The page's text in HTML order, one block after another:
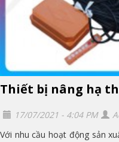
Thiết bị nâng hạ
17/07/2021 - 4:04 PM
Với nhu cầu hoạt động sản